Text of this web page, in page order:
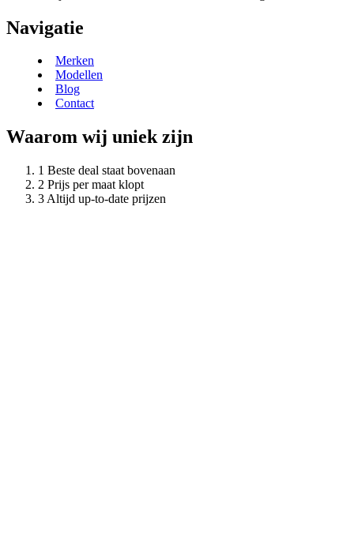
Navigatie
Merken
Modellen
Blog
Contact
Waarom wij uniek zijn
Beste deal staat bovenaan
Prijs per maat klopt
Altijd up-to-date prijzen